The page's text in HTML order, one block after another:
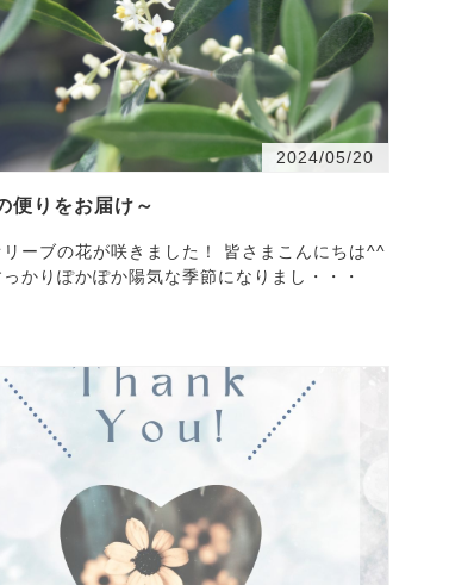
2024/05/20
便りをお届け～
リーブの花が咲きました！ 皆さまこんにちは^^
っかりぽかぽか陽気な季節になりまし・・・